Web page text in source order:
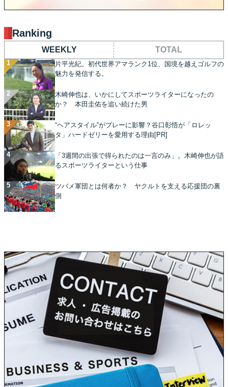
Ranking
WEEKLY TOTAL
片平光紀。初代世界アマランク1位、国境を越えゴルフの
魅力を発信する。
木崎伸也は、いかにしてスポーツライターになったの
か？ 本田圭佑を追い続けた男
“ヘアスタイル”がプレーに影響？谷口彰悟が「ロレッ
タ」ハードゼリーを愛用する理由[PR]
「3週間の出張で得られたのは一言のみ」。木崎伸也が語
るスポーツライターという仕事
ツバメ軍団とは何者か？ ヤクルトを支える応援団の裏
側